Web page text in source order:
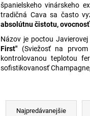
španielskeho vinárskeho
tradičná Cava sa často
absolútnu čistotu,
Názov je poctou
First" (Sviežosť na
kontrolovanou teplotou
sofistikovanosť
R
Najpredávanejšie